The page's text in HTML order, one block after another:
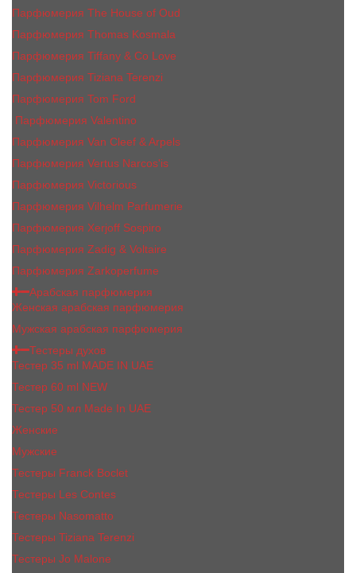
Парфюмерия The House of Oud
Парфюмерия Thomas Kosmala
Парфюмерия Tiffany & Co Love
Парфюмерия Tiziana Terenzi
Парфюмерия Tom Ford
Парфюмерия Valentino
Парфюмерия Van Cleef & Arpels
Парфюмерия Vertus Narcos'is
Парфюмерия Victorious
Парфюмерия Vilhelm Parfumerie
Парфюмерия Xerjoff Sospiro
Парфюмерия Zadig & Voltaire
Парфюмерия Zarkoperfume
Арабская парфюмерия
Женская арабская парфюмерия
Мужская арабская парфюмерия
Тестеры духов
Тестер 35 ml MADE IN UAE
Тестер 60 ml NEW
Тестер 50 мл Made In UAE
Женские
Мужские
Тестеры Franck Boclet
Тестеры Les Contes
Тестеры Nasomatto
Тестеры Tiziana Terenzi
Тестеры Jо Malоnе